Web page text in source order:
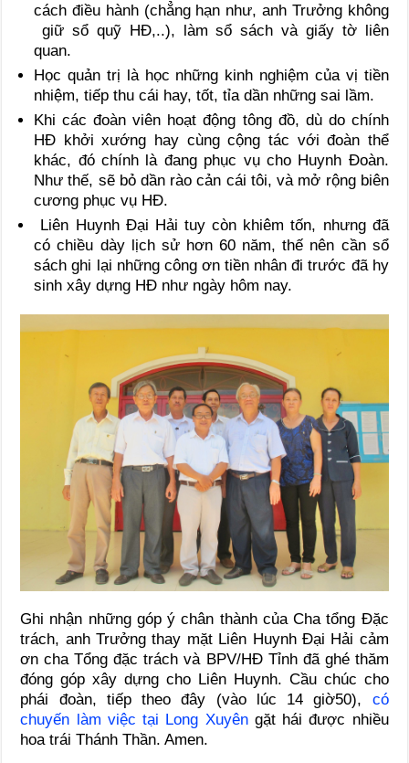
cách điều hành (chẳng hạn như, anh Trưởng không
giữ sổ quỹ HĐ,..), làm sổ sách và giấy tờ liên
quan.
Học quản trị là học những kinh nghiệm của vị tiền
nhiệm, tiếp thu cái hay, tốt, tỉa dần những sai lầm.
Khi các đoàn viên hoạt động tông đồ, dù do chính
HĐ khởi xướng hay cùng cộng tác với đoàn thể
khác, đó chính là đang phục vụ cho Huynh Đoàn.
Như thế, sẽ bỏ dần rào cản cái tôi, và mở rộng biên
cương phục vụ HĐ.
Liên Huynh Đại Hải tuy còn khiêm tốn, nhưng đã
có chiều dày lịch sử hơn 60 năm, thế nên cần sổ
sách ghi lại những công ơn tiền nhân đi trước đã hy
sinh xây dựng HĐ như ngày hôm nay.
Ghi nhận những góp ý chân thành của Cha tổng Đặc
trách, anh Trưởng thay mặt Liên Huynh Đại Hải cảm
ơn cha Tổng đặc trách và BPV/HĐ Tỉnh đã ghé thăm
đóng góp xây dựng cho Liên Huynh. Cầu chúc cho
phái đoàn, tiếp theo đây (vào lúc 14 giờ50), có
chuyến làm việc tại Long Xuyêngặt hái được nhiều
hoa trái Thánh Thần. Amen.